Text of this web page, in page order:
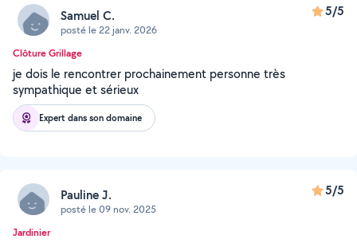
Samuel C.
posté le 22 janv. 2026
5/5
Clôture Grillage
je dois le rencontrer prochainement personne très
sympathique et sérieux
Expert dans son domaine
Pauline J.
posté le 09 nov. 2025
5/5
Jardinier